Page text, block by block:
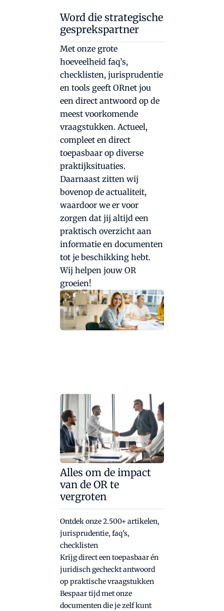
Word die strategische
gesprekspartner
Met onze grote
hoeveelheid faq’s,
checklisten, jurisprudentie
en tools geeft ORnet jou
een direct antwoord op de
meest voorkomende
vraagstukken. Actueel,
compleet en direct
toepasbaar op diverse
praktijksituaties.
Daarnaast zitten wij
bovenop de actualiteit,
waardoor we er voor
zorgen dat jij altijd een
praktisch overzicht aan
informatie en documenten
tot je beschikking hebt.
Wij helpen jouw OR
groeien!
Alles om de impact
van de OR te
vergroten
Ontdek onze 2.500+ artikelen,
jurisprudentie, faq's,
checklisten
Krijg direct een toepasbaar én
juridisch gecheckt antwoord
op praktische vraagstukken
Bespaar tijd met onze
documenten die je zelf kunt